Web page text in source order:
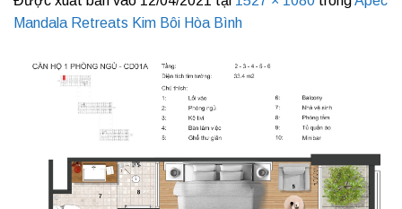
Mandala Retreats Kim Bôi Hòa Bình